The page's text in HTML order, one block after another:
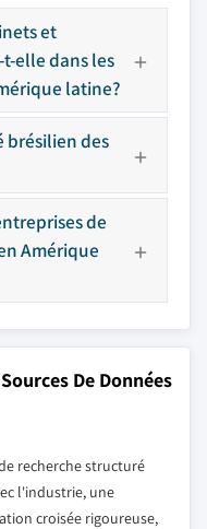
et
elle dans les
latine?
brésilien des
de
Amérique
De Données
recherche structuré
l'industrie, une
croisée rigoureuse,